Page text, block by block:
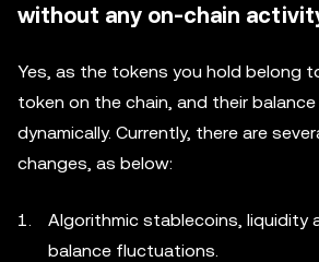
without any on-chain
Yes, as the tokens you hold belong
token on the chain, and their
dynamically. Currently, there are
changes, as below:
Algorithmic stablecoins, liquidity
balance fluctuations.